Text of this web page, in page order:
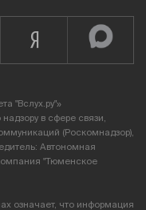
"Вслух.ру"»
в сфере связи,
(Роскомнадзор),
Автономная
"Тюменское
означает, что информация